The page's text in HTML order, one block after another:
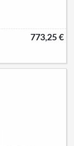
773,25 €